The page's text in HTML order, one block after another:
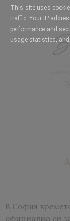
В София
официално си
This site uses
traffic. Your IP
performance and
usage statistics,